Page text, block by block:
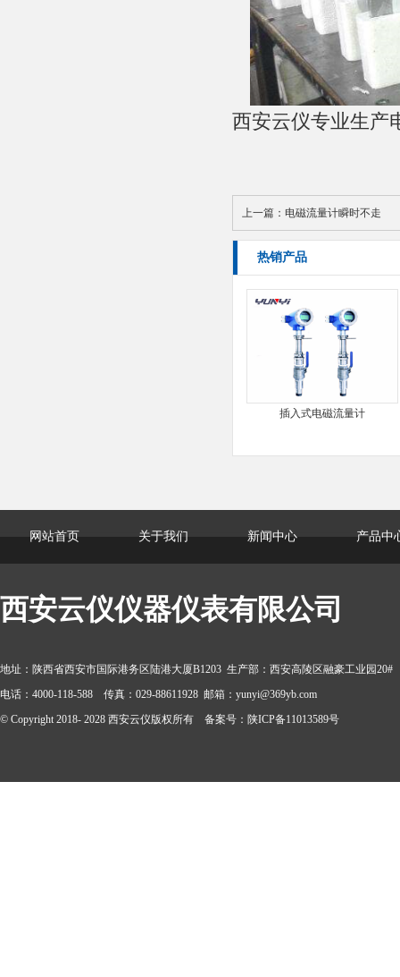
西安云仪专业生产
上一篇： 电磁流量计瞬时不走
热销产品
插入式电磁流量计
网站首页 关于我们 新闻中心 产品中
西安云仪仪器仪表有限公司
地址：陕西省西安市国际港务区陆港大厦B1203 生产部：西安高陵区融豪工业园20#
电话：4000-118-588 传真：029-88611928 邮箱：yunyi@369yb.com
© Copyright 2018- 2028 西安云仪版权所有 备案号：陕ICP备11013589号